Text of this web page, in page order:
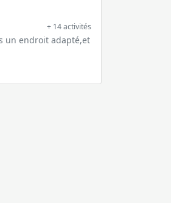
+ 14 activités
un endroit adapté,et